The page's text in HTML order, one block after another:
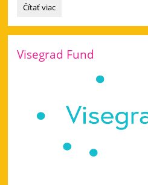
Súťaž
Čítať viac
Visegrad Fund